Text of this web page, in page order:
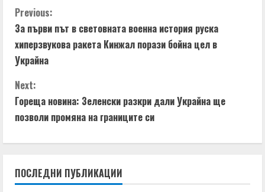
C
o
n
t
i
n
u
Previous:
За първи път в световната военна история руска
хиперзвукова ракета Кинжал порази бойна цел в
Украйна
Next:
Гореща новина: Зеленски разкри дали Украйна ще
позволи промяна на границите си
ПОСЛЕДНИ ПУБЛИКАЦИИ